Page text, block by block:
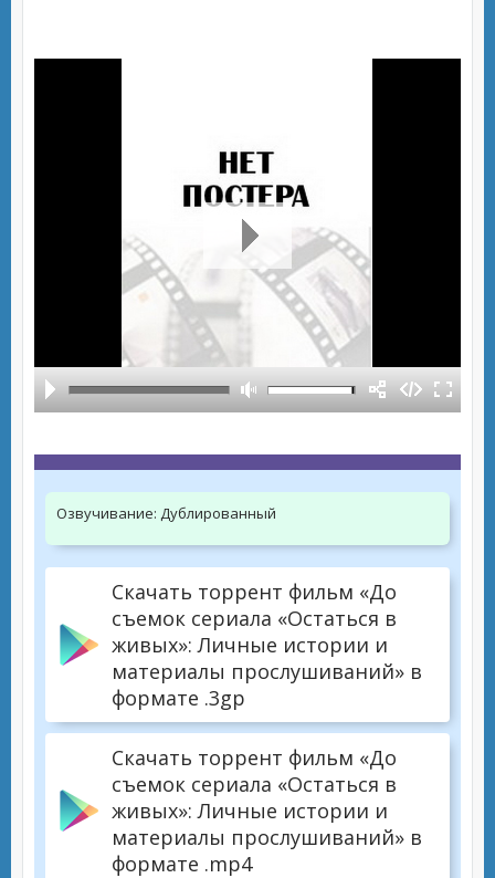
Озвучивание: Дублированный
Скачать торрент фильм «До
съемок сериала «Остаться в
живых»: Личные истории и
материалы прослушиваний» в
формате .3gp
Скачать торрент фильм «До
съемок сериала «Остаться в
живых»: Личные истории и
материалы прослушиваний» в
формате .mp4